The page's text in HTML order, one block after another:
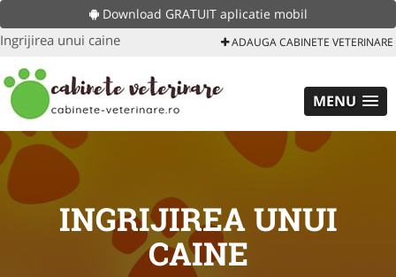
Download GRATUIT aplicatie mobil
Ingrijirea unui caine ADAUGA CABINETE VETERINARE
MENU
INGRIJIREA UNUI
CAINE